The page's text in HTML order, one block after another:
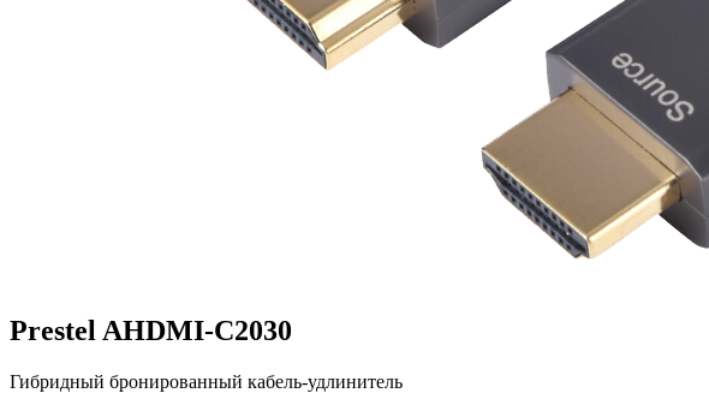
Prestel AHDMI-C2030
Гибридный бронированный кабель-удлинитель